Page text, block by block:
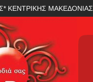
ΚΕΝΤΡΙΚΗΣ